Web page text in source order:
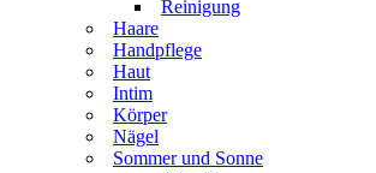
Reinigung
Haare
Handpflege
Haut
Intim
Körper
Nägel
Sommer und Sonne